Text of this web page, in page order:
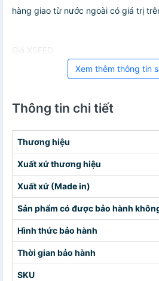
hàng giao từ nước ngoài có giá trị
Giá XSEED
Xem thêm thông tin
Thông tin chi tiết
Thương hiệu
Xuất xứ thương hiệu
Xuất xứ (Made in)
Sản phẩm có được bảo hành
Hình thức bảo hành
Thời gian bảo hành
SKU